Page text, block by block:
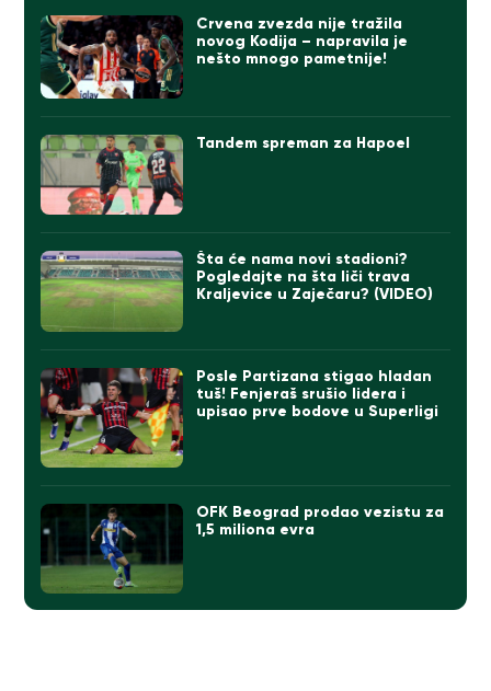
Crvena zvezda nije tražila
novog Kodija – napravila je
nešto mnogo pametnije!
Tandem spreman za Hapoel
Šta će nama novi stadioni?
Pogledajte na šta liči trava
Kraljevice u Zaječaru? (VIDEO)
Posle Partizana stigao hladan
tuš! Fenjeraš srušio lidera i
upisao prve bodove u Superligi
OFK Beograd prodao vezistu za
1,5 miliona evra